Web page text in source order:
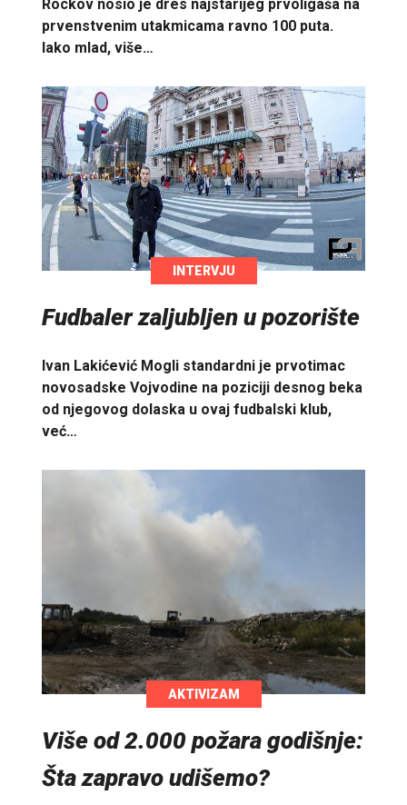
Rockov nosio je dres najstarijeg prvoligaša na
prvenstvenim utakmicama ravno 100 puta.
Iako mlad, više…
INTERVJU
Fudbaler zaljubljen u pozorište
Ivan Lakićević Mogli standardni je prvotimac
novosadske Vojvodine na poziciji desnog beka
od njegovog dolaska u ovaj fudbalski klub,
već…
AKTIVIZAM
Više od 2.000 požara godišnje:
Šta zapravo udišemo?